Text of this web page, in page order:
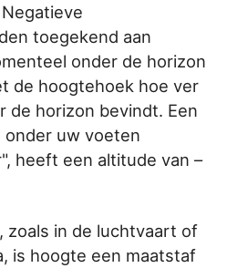
toegekend aan
onder de horizon
de hoogtehoek hoe ver
de horizon bevindt. Een
uw voeten
heeft een altitude van –
zoals in de luchtvaart of
is hoogte een maatstaf